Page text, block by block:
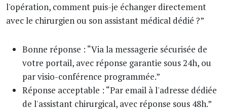
l'opération, comment puis-je échanger directement
avec le chirurgien ou son assistant médical dédié ?”
Bonne réponse : “Via la messagerie sécurisée de
votre portail, avec réponse garantie sous 24h, ou
par visio-conférence programmée.”
Réponse acceptable : “Par email à l'adresse dédiée
de l'assistant chirurgical, avec réponse sous 48h.”